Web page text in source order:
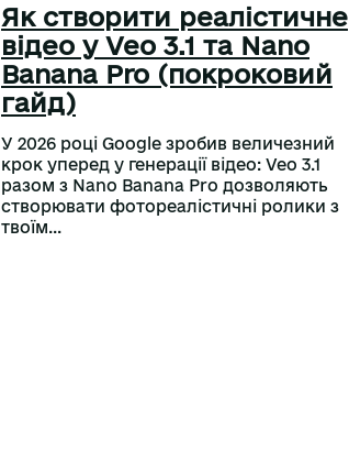
Як створити реалістичне
відео у Veo 3.1 та Nano
Banana Pro (покроковий
гайд)
У 2026 році Google зробив величезний
крок уперед у генерації відео: Veo 3.1
разом з Nano Banana Pro дозволяють
створювати фотореалістичні ролики з
твоїм...